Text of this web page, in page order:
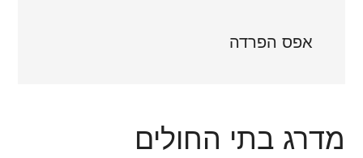
אפס הפרדה
מדרג בתי החולים